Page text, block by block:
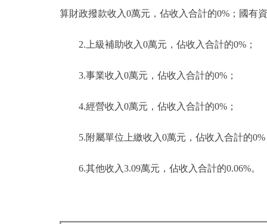
算財政撥款收入0萬元，佔收入合計的0%；國有
2.上級補助收入0萬元，佔收入合計的0%；
3.事業收入0萬元，佔收入合計的0%；
4.經營收入0萬元，佔收入合計的0%；
5.附屬單位上繳收入0萬元，佔收入合計的
6.其他收入3.09萬元，佔收入合計的0.06%。